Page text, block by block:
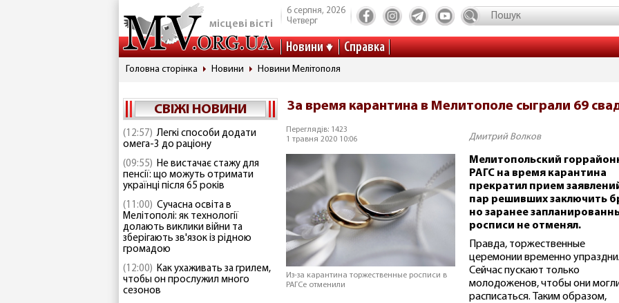
місцеві вісті
6 серпня, 2026
Четверг
Новини Справка
Головна сторінка Новини Новини Мелітополя
СВІЖІ НОВИНИ
(12:57) Легкі способи додати
омега-3 до раціону
(09:55) Не вистачає стажу для
пенсії: що можуть отримати
українці після 65 років
(11:00) Сучасна освіта в
Мелітополі: як технології
долають виклики війни та
зберігають зв'язок із рідною
громадою
(12:00) Как ухаживать за грилем,
чтобы он прослужил много
сезонов
За время карантина в Мелитополе сыграли 69
Переглядів: 1423
1 травня 2020 10:06
Дмитрий Волков
Из-за карантина торжественные росписи в
РАГСе отменили
Мелитопольский
РАГС на время карантина
прекратил прием
пар решивших заключить
но заранее
росписи не отменял.
Правда, торжественные
церемонии временно
Сейчас пускают только
молодоженов, чтобы они
расписаться. Таким образом,